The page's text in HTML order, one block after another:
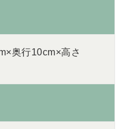
奥行10cm×高さ